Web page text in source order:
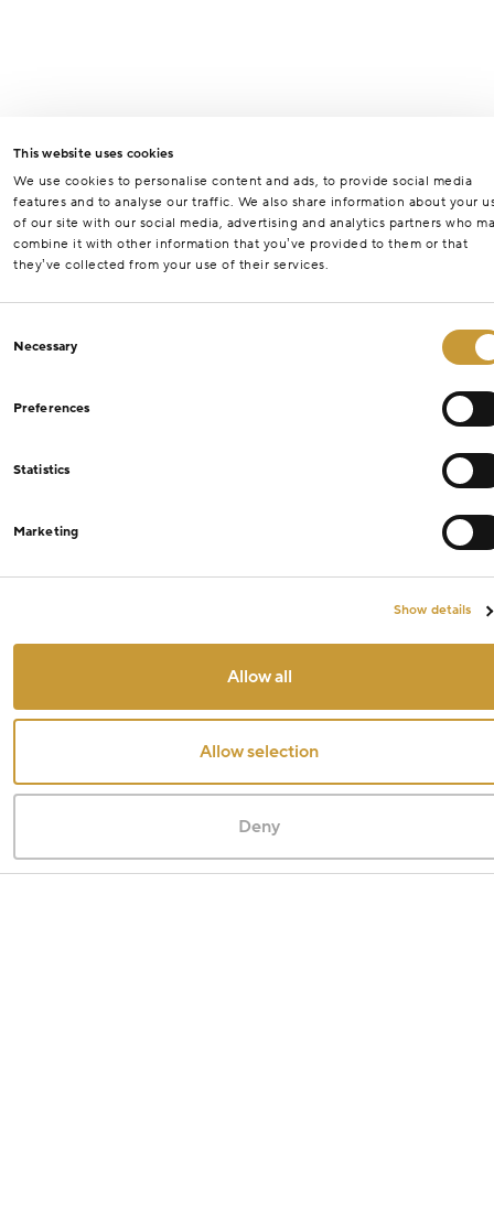
This website uses cookies
We use cookies to personalise content and ads, to provide social media
features and to analyse our traffic. We also share information about your
of our site with our social media, advertising and analytics partners who
combine it with other information that you’ve provided to them or that
they’ve collected from your use of their services.
Selection
Necessary
Preferences
Statistics
Marketing
Show details
Allow all
Allow selection
Deny